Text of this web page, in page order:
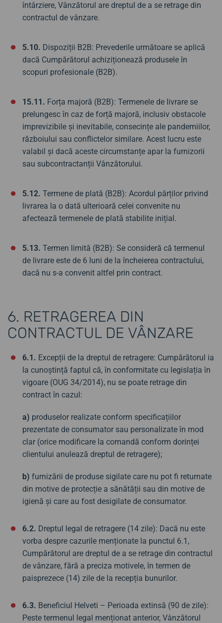
întârziere, Vânzătorul are dreptul de a se retrage din
contractul de vânzare.
5.10. Dispoziții B2B: Prevederile următoare se aplică
dacă Cumpărătorul achiziționează produsele în
scopuri profesionale (B2B).
15.11. Forța majoră (B2B): Termenele de livrare se
prelungesc în caz de forță majoră, inclusiv obstacole
imprevizibile și inevitabile, consecințe ale pandemiilor,
războiului sau conflictelor similare. Acest lucru este
valabil și dacă aceste circumstanțe apar la furnizorii
sau subcontractanții Vânzătorului.
5.12. Termene de plată (B2B): Acordul părților privind
livrarea la o dată ulterioară celei convenite nu
afectează termenele de plată stabilite inițial.
5.13. Termen limită (B2B): Se consideră că termenul
de livrare este de 6 luni de la încheierea contractului,
dacă nu s-a convenit altfel prin contract.
6. RETRAGEREA DIN
CONTRACTUL DE VÂNZARE
6.1. Excepții de la dreptul de retragere: Cumpărătorul ia
la cunoștință faptul că, în conformitate cu legislația în
vigoare (OUG 34/2014), nu se poate retrage din
contract în cazul:
a) produselor realizate conform specificațiilor
prezentate de consumator sau personalizate în mod
clar (orice modificare la comandă conform dorinței
clientului anulează dreptul de retragere);
b) furnizării de produse sigilate care nu pot fi returnate
din motive de protecție a sănătății sau din motive de
igienă și care au fost desigilate de consumator.
6.2. Dreptul legal de retragere (14 zile): Dacă nu este
vorba despre cazurile menționate la punctul 6.1,
Cumpărătorul are dreptul de a se retrage din contractul
de vânzare, fără a preciza motivele, în termen de
paisprezece (14) zile de la recepția bunurilor.
6.3. Beneficiul Helveti – Perioada extinsă (90 de zile):
Peste termenul legal menționat anterior, Vânzătorul